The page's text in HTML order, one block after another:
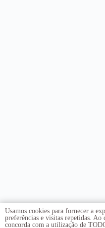
Usamos cookies para fornecer a
preferências e visitas repetidas.
concorda com a utilização de